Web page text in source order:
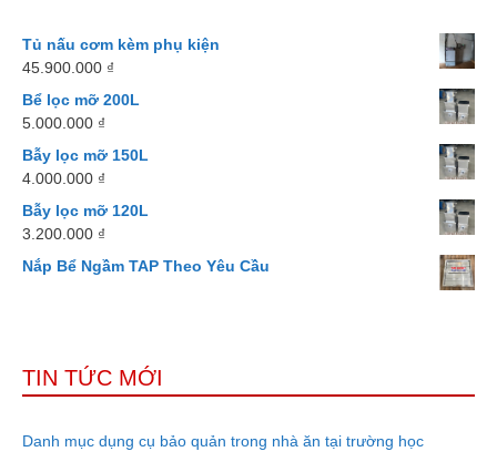
Tủ nấu cơm kèm phụ kiện
45.900.000 ₫
Bể lọc mỡ 200L
5.000.000 ₫
Bẫy lọc mỡ 150L
4.000.000 ₫
Bẫy lọc mỡ 120L
3.200.000 ₫
Nắp Bể Ngầm TAP Theo Yêu Cầu
TIN TỨC MỚI
Danh mục dụng cụ bảo quản trong nhà ăn tại trường học